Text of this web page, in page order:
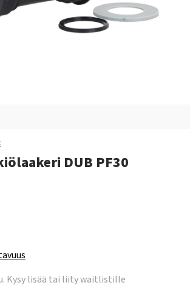
DUB PF30
. Kysy lisää tai liity waitlistille